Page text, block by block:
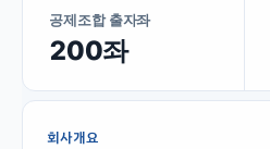
공제조합 출자좌
200좌
회사개요